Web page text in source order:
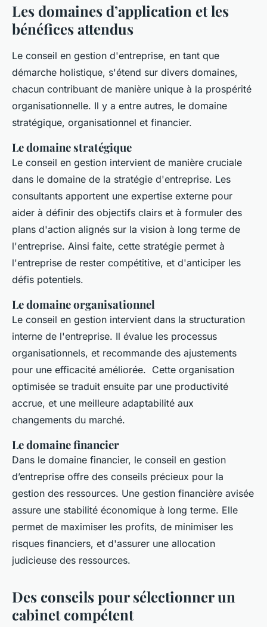
Les domaines d’application et les
bénéfices attendus
Le conseil en gestion d'entreprise, en tant que
démarche holistique, s'étend sur divers domaines,
chacun contribuant de manière unique à la prospérité
organisationnelle. Il y a entre autres, le domaine
stratégique, organisationnel et financier.
Le domaine stratégique
Le conseil en gestion intervient de manière cruciale
dans le domaine de la stratégie d'entreprise. Les
consultants apportent une expertise externe pour
aider à définir des objectifs clairs et à formuler des
plans d'action alignés sur la vision à long terme de
l'entreprise. Ainsi faite, cette stratégie permet à
l'entreprise de rester compétitive, et d'anticiper les
défis potentiels.
Le domaine organisationnel
Le conseil en gestion intervient dans la structuration
interne de l'entreprise. Il évalue les processus
organisationnels, et recommande des ajustements
pour une efficacité améliorée. Cette organisation
optimisée se traduit ensuite par une productivité
accrue, et une meilleure adaptabilité aux
changements du marché.
Le domaine financier
Dans le domaine financier, le conseil en gestion
d’entreprise offre des conseils précieux pour la
gestion des ressources. Une gestion financière avisée
assure une stabilité économique à long terme. Elle
permet de maximiser les profits, de minimiser les
risques financiers, et d'assurer une allocation
judicieuse des ressources.
Des conseils pour sélectionner un
cabinet compétent